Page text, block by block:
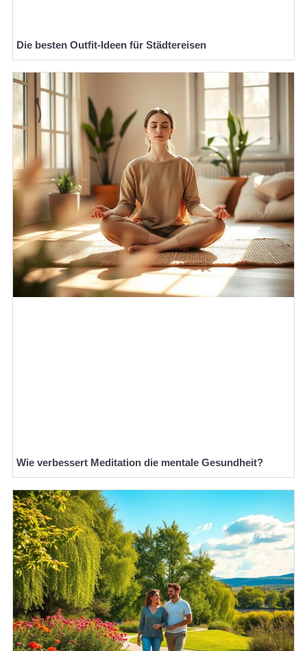
Die besten Outfit-Ideen für Städtereisen
Wie verbessert Meditation die mentale Gesundheit?